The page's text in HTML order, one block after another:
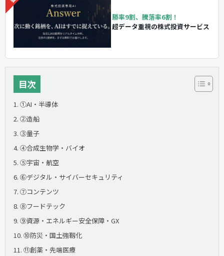
勝率9割、騰落率6割！
超データ重視の株式投資サービス
目次
①AI・半導体
②造船
③量子
④合成生物学・バイオ
⑤宇宙・航空
⑥デジタル・サイバーセキュリティ
⑦コンテンツ
⑧フードテック
⑨資源・エネルギー安全保障・GX
⑩防災・国土強靱化
⑪創薬・先端医療